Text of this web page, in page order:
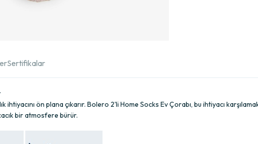
Sertifikalar
ön plana çıkarır. Bolero 2'li Home Socks Ev Çorabı, bu ihtiyacı
bir atmosfere bürür.